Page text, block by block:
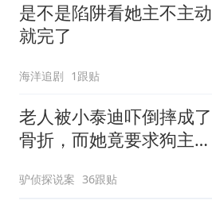
是不是陷阱看她主不主动
就完了
海洋追剧 1跟贴
老人被小泰迪吓倒摔成了
骨折，而她竟要求狗主人
驴侦探说案 36跟贴